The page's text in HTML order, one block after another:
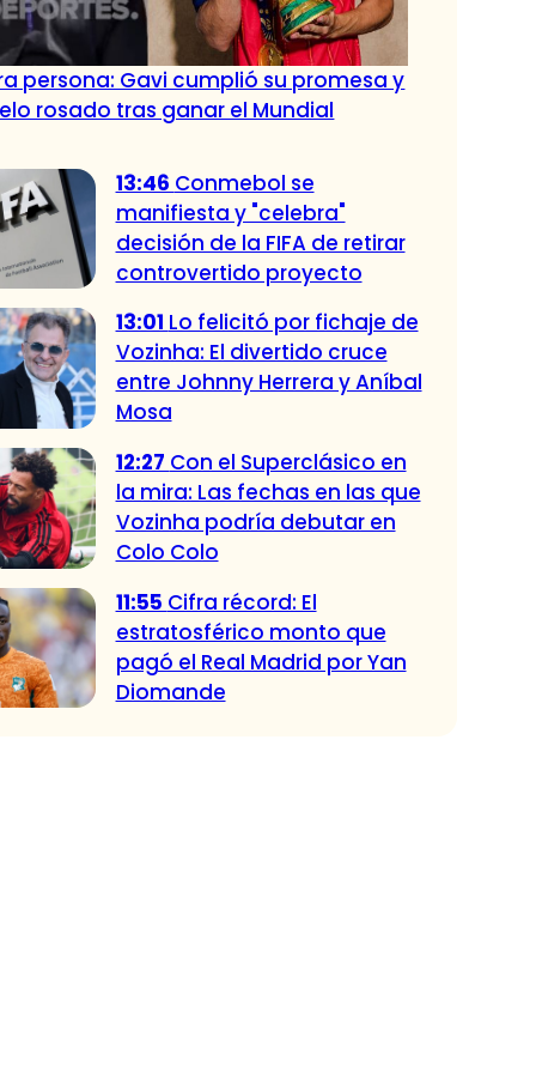
persona: Gavi cumplió su promesa y
rosado tras ganar el Mundial
13:46 Conmebol se
manifiesta y "celebra"
decisión de la FIFA de retirar
controvertido proyecto
13:01 Lo felicitó por fichaje de
Vozinha: El divertido cruce
entre Johnny Herrera y Aníbal
Mosa
12:27 Con el Superclásico en
la mira: Las fechas en las que
Vozinha podría debutar en
Colo Colo
11:55 Cifra récord: El
estratosférico monto que
pagó el Real Madrid por Yan
Diomande